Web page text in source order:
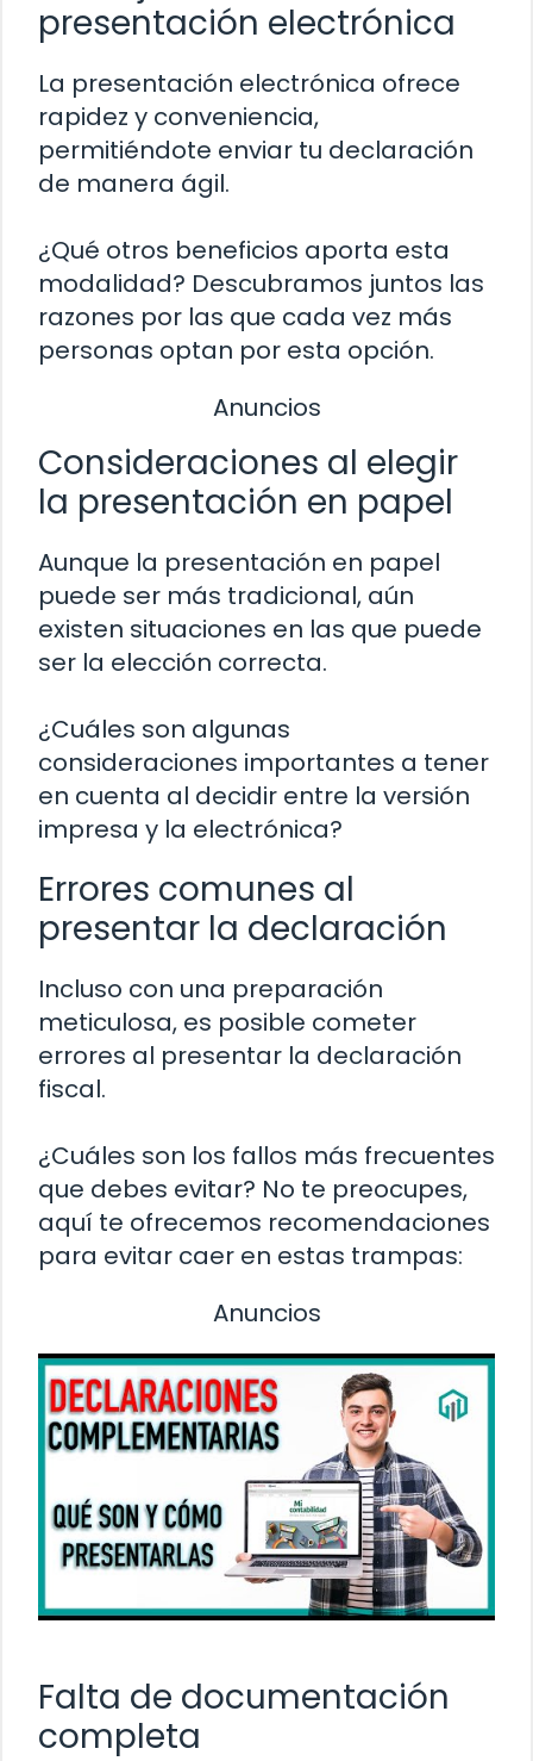
presentación electrónica
La presentación electrónica ofrece
rapidez y conveniencia,
permitiéndote enviar tu declaración
de manera ágil.
¿Qué otros beneficios aporta esta
modalidad? Descubramos juntos las
razones por las que cada vez más
personas optan por esta opción.
Anuncios
Consideraciones al elegir
la presentación en papel
Aunque la presentación en papel
puede ser más tradicional, aún
existen situaciones en las que puede
ser la elección correcta.
¿Cuáles son algunas
consideraciones importantes a tener
en cuenta al decidir entre la versión
impresa y la electrónica?
Errores comunes al
presentar la declaración
Incluso con una preparación
meticulosa, es posible cometer
errores al presentar la declaración
fiscal.
¿Cuáles son los fallos más frecuentes
que debes evitar? No te preocupes,
aquí te ofrecemos recomendaciones
para evitar caer en estas trampas:
Anuncios
Falta de documentación
completa